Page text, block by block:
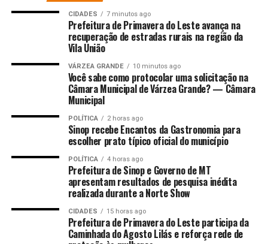
Na sentença de primeiro piso, Riva e Janete foram
condenados a pagar R$ 1,2 milhão, mas recorreram ao
TJMT alegando cerceamento de defesa, ausência de
comprovação do débito, e pedindo a revisão do valor. A
empresa, atualmente, é representada nos autos por
Roberta Serra Shinike Muller.
Os desembargadores, no entanto, apontaram que Riva e
Janete não apresentaram provas do pagamento, como
recibos ou comprovantes, destacando ainda que as
conversas por WhatsApp entre a empresa e o casal
teve sua existência ou valor contestado.
CIDADES 7 minutos ago
Prefeitura de Primavera do Leste avança na
recuperação de estradas rurais na região da
Vila União
VÁRZEA GRANDE 10 minutos ago
Você sabe como protocolar uma solicitação na
Câmara Municipal de Várzea Grande? — Câmara
Municipal
POLÍTICA 2 horas ago
Sinop recebe Encantos da Gastronomia para
escolher prato típico oficial do município
POLÍTICA 4 horas ago
Prefeitura de Sinop e Governo de MT
apresentam resultados de pesquisa inédita
realizada durante a Norte Show
CIDADES 15 horas ago
Prefeitura de Primavera do Leste participa da
Caminhada do Agosto Lilás e reforça rede de